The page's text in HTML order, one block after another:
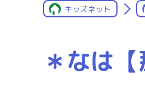
キッズネット
＊なは